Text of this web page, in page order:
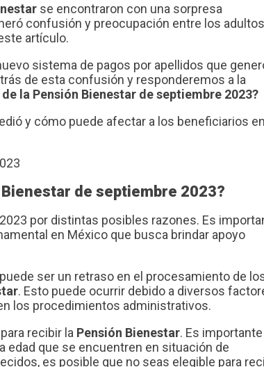
se encontraron con una sorpresa
confusión y preocupación entre los adultos
artículo.
sistema de pagos por apellidos que
de esta confusión y responderemos a la
la Pensión Bienestar de septiembre 2023?
y cómo puede afectar a los beneficiarios
de septiembre 2023?
por distintas posibles razones. Es
en México que busca brindar apoyo
ser un retraso en el procesamiento de
. Esto puede ocurrir debido a diversos
los procedimientos administrativos.
recibir la Pensión Bienestar. Es importante
edad que se encuentren en situación de
es posible que no seas elegible para